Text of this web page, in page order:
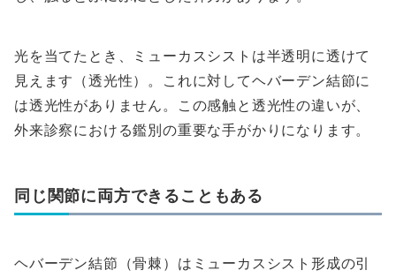
光を当てたとき、ミューカスシストは半透明に透けて
見えます（透光性）。これに対してヘバーデン結節に
は透光性がありません。この感触と透光性の違いが、
外来診察における鑑別の重要な手がかりになります。
同じ関節に両方できることもある
ヘバーデン結節（骨棘）はミューカスシスト形成の引